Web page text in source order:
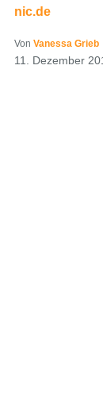
nic.de
Von Vanessa Grieb
11. Dezember